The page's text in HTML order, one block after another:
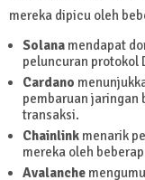
mereka dipicu oleh
Solana mendapat
peluncuran protokol
Cardano
pembaruan jaringan
transaksi.
Chainlink menarik
mereka oleh
Avalanche